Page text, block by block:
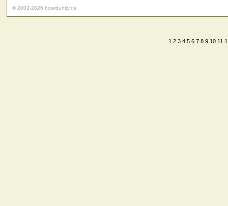
© 2002-2026 boardunity.de
1 2 3 4 5 6 7 8 9 10 11